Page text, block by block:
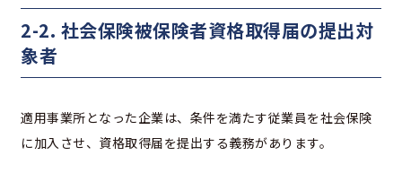
2-2. 社会保険被保険者資格取得届の提出対
象者
適用事業所となった企業は、条件を満たす従業員を社会保険
に加入させ、資格取得届を提出する義務があります。